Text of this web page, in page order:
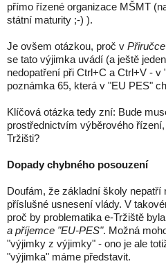
přímo řízené organizace MŠMT
státní maturity ;-) ).
Je ovšem otázkou, proč v
se tato výjimka uvádí (a ještě
nedopatření při Ctrl+C a Ctrl+V -
poznámka 65, která v "EU PES"
Klíčová otázka tedy zní: Bude
prostřednictvím výběrového
Tržišti?
Dopady chybného posouzení
Doufám, že základní školy
příslušné usnesení vlády. V
proč by problematika e-Tržiště
a příjemce "EU-PES". Možná
"výjimky z výjimky" - ono je ale
"výjimka" máme představit.